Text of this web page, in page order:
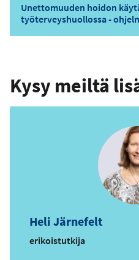
Unettomuuden hoidon
työterveyshuollossa -
Kysy meiltä
Heli Järnefelt
erikoistutkija